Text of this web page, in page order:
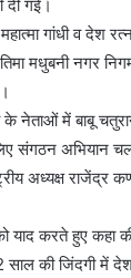
दी गई।
गांधी व देश
मधुबनी नगर
नेताओं में बाबू
संगठन अभियान
अध्यक्ष राजेंद्र
याद करते हुए कहा
की जिंदगी में